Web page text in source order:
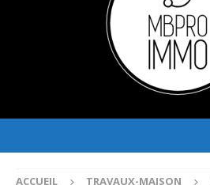
ACCUEIL TRAVAUX-MAISON